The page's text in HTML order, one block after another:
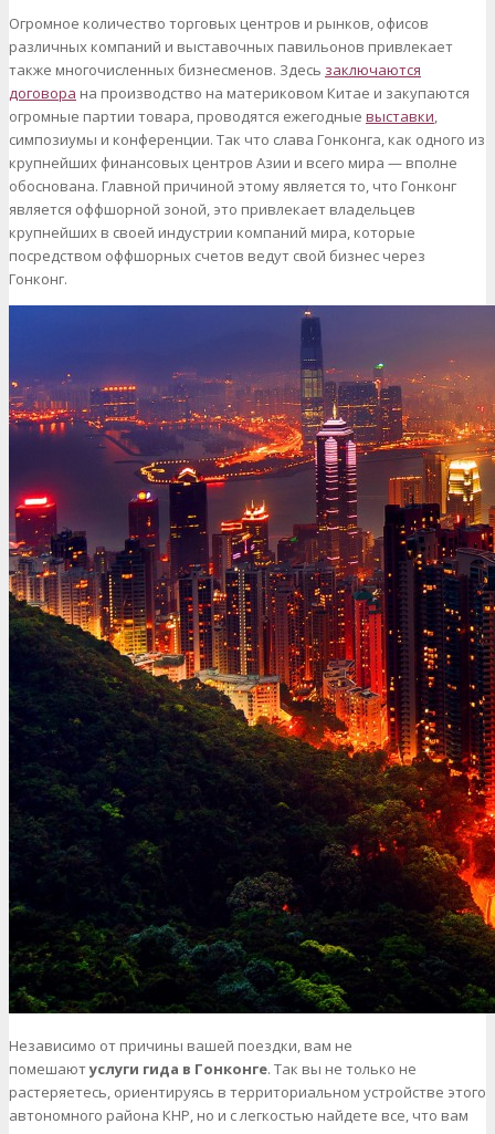
Огромное количество торговых центров и рынков, офисов
различных компаний и выставочных павильонов привлекает
также многочисленных бизнесменов. Здесь заключаются
договора на производство на материковом Китае и закупаются
огромные партии товара, проводятся ежегодные выставки,
симпозиумы и конференции. Так что слава Гонконга, как одного из
крупнейших финансовых центров Азии и всего мира — вполне
обоснована. Главной причиной этому является то, что Гонконг
является оффшорной зоной, это привлекает владельцев
крупнейших в своей индустрии компаний мира, которые
посредством оффшорных счетов ведут свой бизнес через
Гонконг.
Независимо от причины вашей поездки, вам не
помешаютуслуги гида в Гонконге. Так вы не только не
растеряетесь, ориентируясь в территориальном устройстве этого
автономного района КНР, но и с легкостью найдете все, что вам